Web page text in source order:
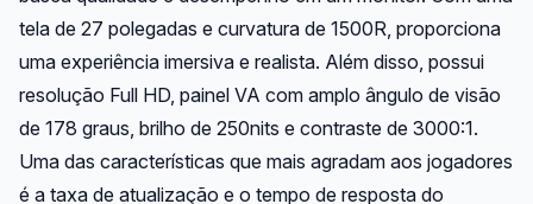
tela de 27 polegadas e curvatura de 1500R, proporciona
uma experiência imersiva e realista. Além disso, possui
resolução Full HD, painel VA com amplo ângulo de visão
de 178 graus, brilho de 250nits e contraste de 3000:1.
Uma das características que mais agradam aos jogadores
é a taxa de atualização e o tempo de resposta do